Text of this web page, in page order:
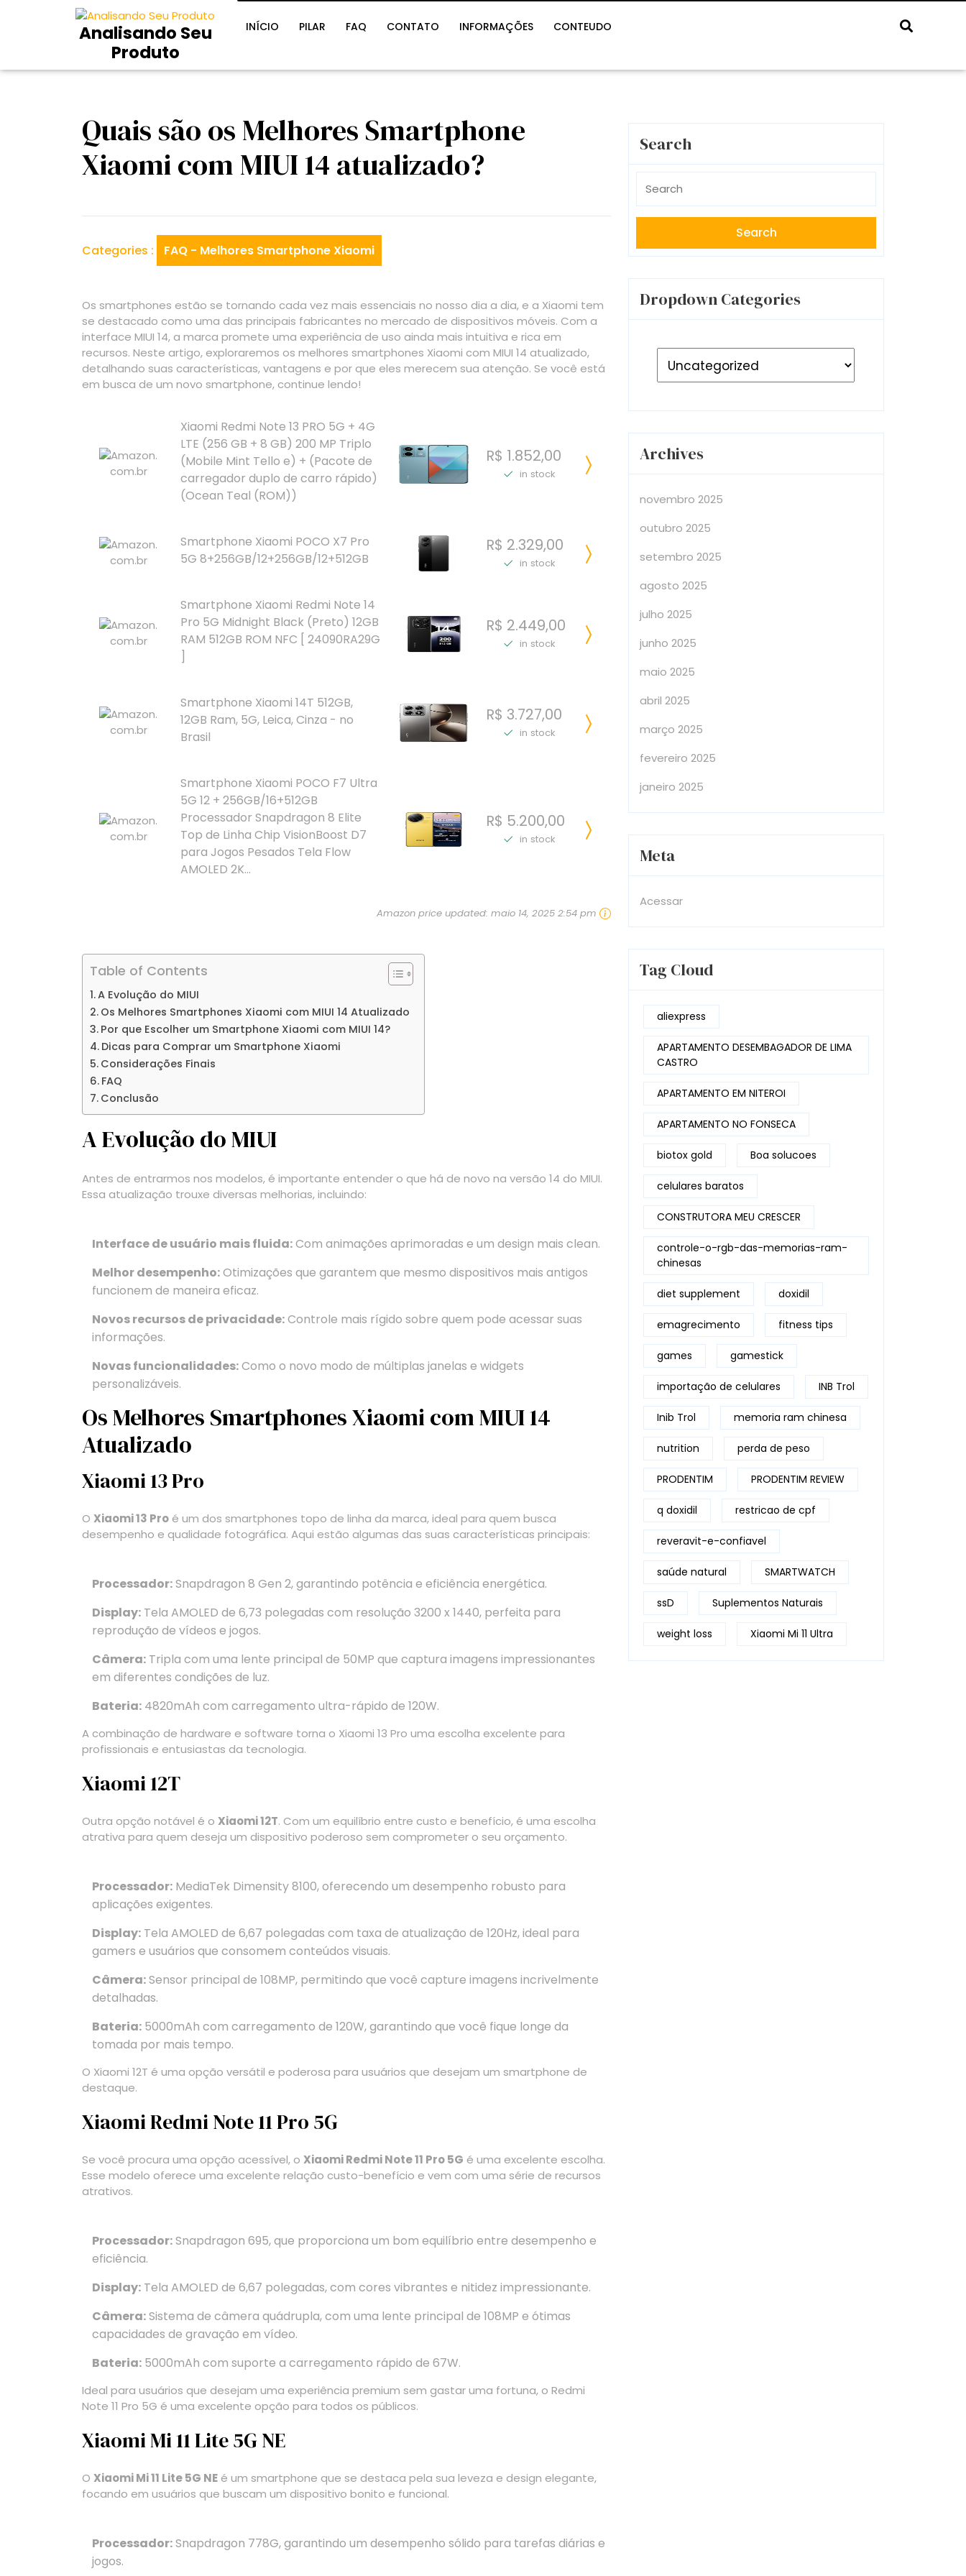
Analisando Seu
Produto
INÍCIO PILAR FAQ CONTATO INFORMAÇÕES CONTEUDO
Quais são os Melhores Smartphone
Xiaomi com MIUI 14 atualizado?
Categories : FAQ - Melhores Smartphone Xiaomi
Os smartphones estão se tornando cada vez mais essenciais no nosso dia a dia, e a Xiaomi tem
se destacado como uma das principais fabricantes no mercado de dispositivos móveis. Com a
interface MIUI 14, a marca promete uma experiência de uso ainda mais intuitiva e rica em
recursos. Neste artigo, exploraremos os melhores smartphones Xiaomi com MIUI 14 atualizado,
detalhando suas características, vantagens e por que eles merecem sua atenção. Se você está
em busca de um novo smartphone, continue lendo!
Xiaomi Redmi Note 13 PRO 5G + 4G
LTE (256 GB + 8 GB) 200 MP Triplo
(Mobile Mint Tello e) + (Pacote de
carregador duplo de carro rápido)
(Ocean Teal (ROM))
R$ 1.852,00
in stock
Smartphone Xiaomi POCO X7 Pro
5G 8+256GB/12+256GB/12+512GB
R$ 2.329,00
in stock
Smartphone Xiaomi Redmi Note 14
Pro 5G Midnight Black (Preto) 12GB
RAM 512GB ROM NFC [ 24090RA29G
R$ 2.449,00
in stock
Smartphone Xiaomi 14T 512GB,
12GB Ram, 5G, Leica, Cinza - no
Brasil
R$ 3.727,00
in stock
Smartphone Xiaomi POCO F7 Ultra
5G 12 + 256GB/16+512GB
Processador Snapdragon 8 Elite
Top de Linha Chip VisionBoost D7
para Jogos Pesados Tela Flow
AMOLED 2K...
R$ 5.200,00
in stock
Amazon price updated: maio 14, 2025 2:54 pm
Table of Contents
A Evolução do MIUI
Os Melhores Smartphones Xiaomi com MIUI 14 Atualizado
Por que Escolher um Smartphone Xiaomi com MIUI 14?
Dicas para Comprar um Smartphone Xiaomi
Considerações Finais
FAQ
Conclusão
A Evolução do MIUI
Antes de entrarmos nos modelos, é importante entender o que há de novo na versão 14 do MIUI.
Essa atualização trouxe diversas melhorias, incluindo:
Interface de usuário mais fluida:Com animações aprimoradas e um design mais clean.
Melhor desempenho:Otimizações que garantem que mesmo dispositivos mais antigos
funcionem de maneira eficaz.
Novos recursos de privacidade:Controle mais rígido sobre quem pode acessar suas
informações.
Novas funcionalidades:Como o novo modo de múltiplas janelas e widgets
personalizáveis.
Os Melhores Smartphones Xiaomi com MIUI 14
Atualizado
Xiaomi 13 Pro
O Xiaomi 13 Pro é um dos smartphones topo de linha da marca, ideal para quem busca
desempenho e qualidade fotográfica. Aqui estão algumas das suas características principais:
Processador:Snapdragon 8 Gen 2, garantindo potência e eficiência energética.
Display: Tela AMOLED de 6,73 polegadas com resolução 3200 x 1440, perfeita para
reprodução de vídeos e jogos.
Câmera: Tripla com uma lente principal de 50MP que captura imagens impressionantes
em diferentes condições de luz.
Bateria: 4820mAh com carregamento ultra-rápido de 120W.
A combinação de hardware e software torna o Xiaomi 13 Pro uma escolha excelente para
profissionais e entusiastas da tecnologia.
Xiaomi 12T
Outra opção notável é o Xiaomi 12T. Com um equilíbrio entre custo e benefício, é uma escolha
atrativa para quem deseja um dispositivo poderoso sem comprometer o seu orçamento.
Processador: MediaTek Dimensity 8100, oferecendo um desempenho robusto para
aplicações exigentes.
Display: Tela AMOLED de 6,67 polegadas com taxa de atualização de 120Hz, ideal para
gamers e usuários que consomem conteúdos visuais.
Câmera:Sensor principal de 108MP, permitindo que você capture imagens incrivelmente
detalhadas.
Bateria: 5000mAh com carregamento de 120W, garantindo que você fique longe da
tomada por mais tempo.
O Xiaomi 12T é uma opção versátil e poderosa para usuários que desejam um smartphone de
destaque.
Xiaomi Redmi Note 11 Pro 5G
Se você procura uma opção acessível, o Xiaomi Redmi Note 11 Pro 5G é uma excelente escolha.
Esse modelo oferece uma excelente relação custo-benefício e vem com uma série de recursos
atrativos.
Processador:Snapdragon 695, que proporciona um bom equilíbrio entre desempenho e
eficiência.
Display: Tela AMOLED de 6,67 polegadas, com cores vibrantes e nitidez impressionante.
Câmera:Sistema de câmera quádrupla, com uma lente principal de 108MP e ótimas
capacidades de gravação em vídeo.
Bateria: 5000mAh com suporte a carregamento rápido de 67W.
Ideal para usuários que desejam uma experiência premium sem gastar uma fortuna, o Redmi
Note 11 Pro 5G é uma excelente opção para todos os públicos.
Xiaomi Mi 11 Lite 5G NE
O Xiaomi Mi 11 Lite 5G NE é um smartphone que se destaca pela sua leveza e design elegante,
focando em usuários que buscam um dispositivo bonito e funcional.
Processador:Snapdragon 778G, garantindo um desempenho sólido para tarefas diárias e
jogos.
Search
for:
Dropdown Categories
Archives
novembro 2025
outubro 2025
setembro 2025
agosto 2025
julho 2025
junho 2025
maio 2025
abril 2025
março 2025
fevereiro 2025
janeiro 2025
Meta
Acessar
Tag Cloud
aliexpress
APARTAMENTO DESEMBAGADOR DE LIMA
CASTRO
APARTAMENTO EM NITEROI
APARTAMENTO NO FONSECA
biotox gold Boa solucoes
celulares baratos
CONSTRUTORA MEU CRESCER
controle-o-rgb-das-memorias-ram-
chinesas
diet supplement doxidil
emagrecimento fitness tips
games gamestick
importação de celulares INB Trol
Inib Trol memoria ram chinesa
nutrition perda de peso
PRODENTIM PRODENTIM REVIEW
q doxidil restricao de cpf
reveravit-e-confiavel
saúde natural SMARTWATCH
ssD Suplementos Naturais
weight loss Xiaomi Mi 11 Ultra